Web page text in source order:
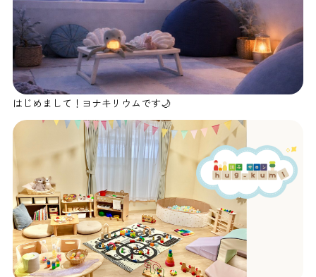
はじめまして！ヨナキリウムです🌙